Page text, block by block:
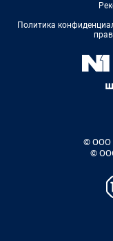
Политика
© ООО
©